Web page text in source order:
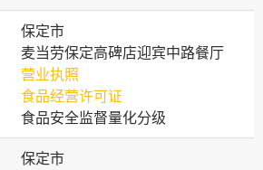
保定市
麦当劳保定高碑店迎宾中路餐厅
营业执照
食品经营许可证
食品安全监督量化分级
保定市